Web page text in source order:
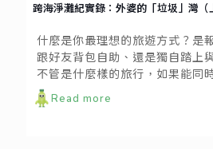
跨海淨灘紀實錄：外婆的「垃圾」灣（
什麼是你最理想的旅遊方式？是
跟好友背包自助、還是獨自踏上
不管是什麼樣的旅行，如果能同
許能讓每一次的旅程更加美好。
著海湧工作室來到澎湖，參與了
Read more